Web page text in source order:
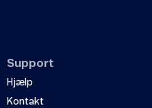
Support
Hjælp
Kontakt